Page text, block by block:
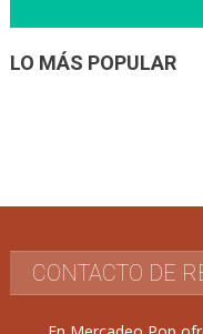
LO MÁS POPULAR
CONTACTO DE